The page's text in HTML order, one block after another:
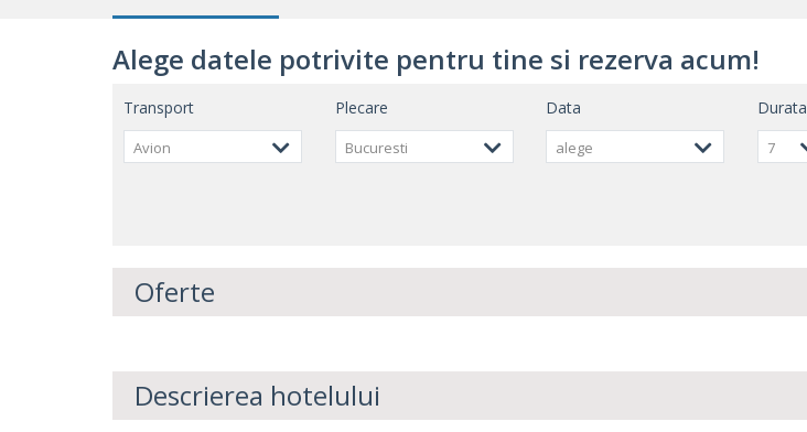
Alege datele potrivite pentru tine si rezerva acum!
Transport
Avion
Plecare
Bucuresti
Data
alege
Durata
7
Oferte
Descrierea hotelului